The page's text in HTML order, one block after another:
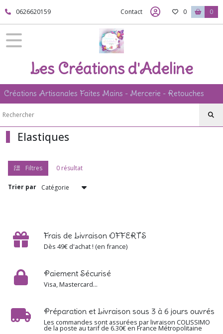
0626620159 Contact 0 0
Les Créations d'Adeline
Créations Artisanales Faites Mains - Mercerie - Retouches
Elastiques
Filtres 0 résultat
Trier par
Frais de Livraison OFFERTS
Dès 49€ d'achat ! (en france)
Paiement Sécurisé
Visa, Mastercard...
Préparation et Livraison sous 3 à 6 jours ouvrés
Les commandes sont assurées par livraison COLISSIMO
de la poste au tarif de 6.30€ en France Métropolitaine
Fermer
FILTRES
Afficher
les
résultats